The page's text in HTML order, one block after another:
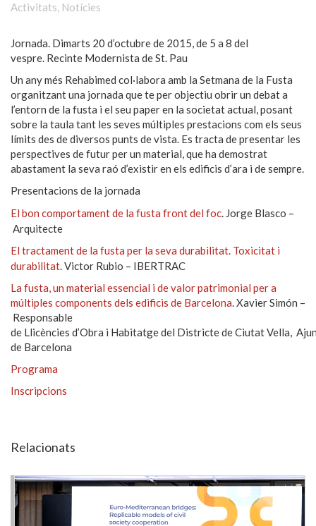
Activitats, Notícies
Jornada. Dimarts 20 d’octubre de 2015, de 5 a 8 del
vespre. Recinte Modernista de St. Pau
Un any més Rehabimed col·labora amb la Setmana de la Fusta
organitzant una jornada que te per objectiu obrir un debat a
l’entorn de la fusta i el seu paper en la societat actual, posant
sobre la taula tant les seves múltiples prestacions com els seus
límits des de diversos punts de vista. Es tracta de presentar les
perspectives de futur per un material, que ha demostrat
abastament la seva raó d’existir en els edificis d’ara i de sempre.
Presentacions de la jornada
El bon comportament de la fusta front del foc. Jorge Blasco –
Arquitecte
El tractament de la fusta per la seva durabilitat. Toxicitat i
durabilitat.Victor Rubio – IBERTRAC
La fusta, un material essencial i de valor patrimonial per a
múltiples components dels edificis de Barcelona. Xavier Simón –
Responsable
de Llicències d’Obra i Habitatge del Districte de Ciutat Vella,
de Barcelona
Programa
Inscripcions
Relacionats